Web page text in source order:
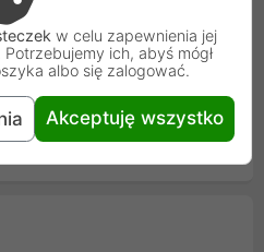
w celu zapewnienia jej
Potrzebujemy ich, abyś mógł
albo się zalogować.
Akceptuję wszystko